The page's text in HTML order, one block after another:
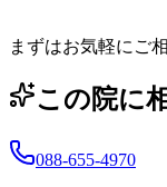
まずはお気軽にご
この院に
088-655-4970